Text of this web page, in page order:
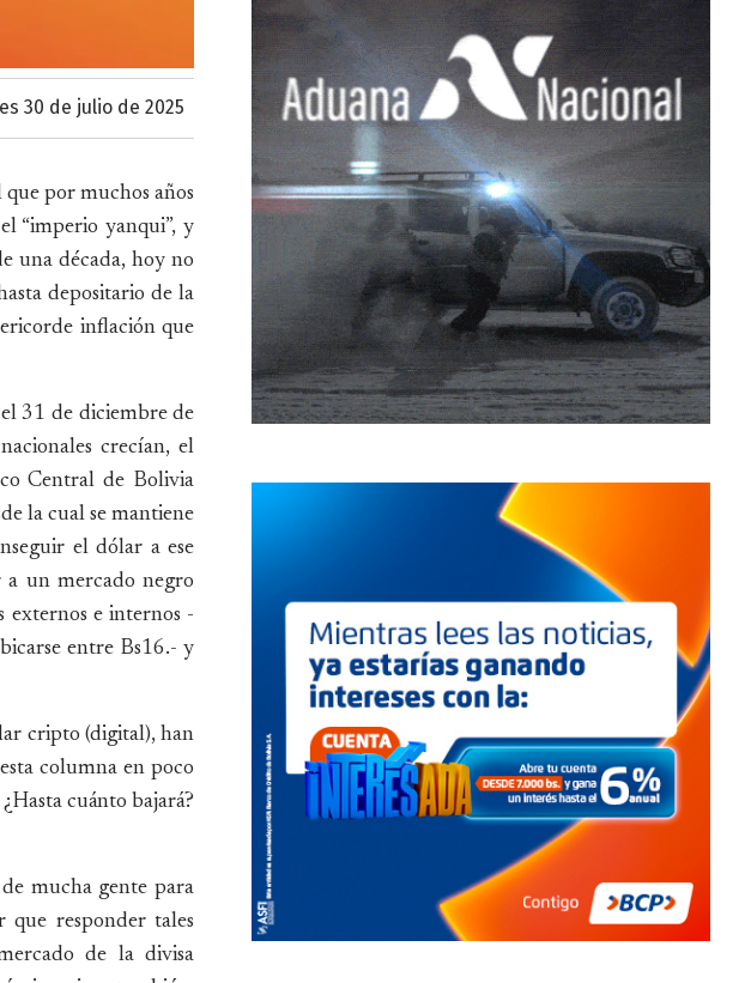
30 de julio de 2025
por muchos años
“imperio yanqui”, y
una década, hoy no
depositario de la
inflación que
31 de diciembre de
crecían, el
Central de Bolivia
la cual se mantiene
el dólar a ese
a un mercado negro
externos e internos -
entre Bs16.- y
cripto (digital), han
columna en poco
cuánto bajará?
mucha gente para
responder tales
de la divisa